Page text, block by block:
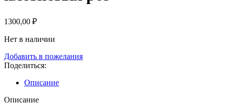
1300,00 ₽
Нет в наличии
Добавить в пожелания
Поделиться:
Описание
Описание